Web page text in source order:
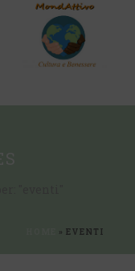
» EVENTI